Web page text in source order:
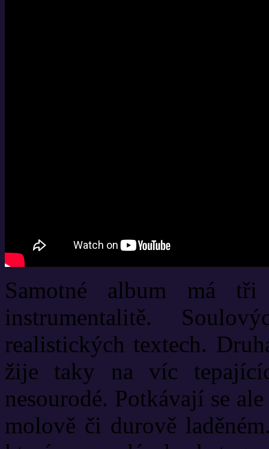
Samotné album má
instrumentalitě.
realistických textech.
žije taky na víc
nesourodé. Potkávají se
molově či durově